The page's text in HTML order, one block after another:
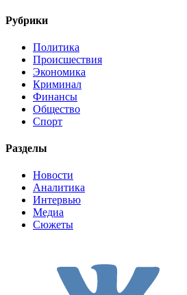
Рубрики
Политика
Происшествия
Экономика
Криминал
Финансы
Общество
Спорт
Разделы
Новости
Аналитика
Интервью
Медиа
Сюжеты